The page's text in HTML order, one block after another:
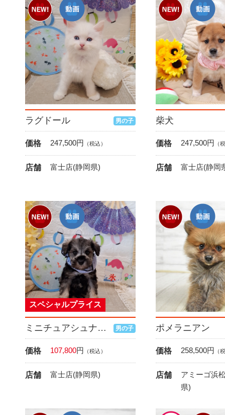
ラグドール 男の子
価格 247,500円 （税込）
店舗 富士店(静岡県)
柴犬
価格 247,500円 （
店舗 富士店(静岡
ミニチュアシュナウザー 男の子
スペシャルプライス
価格 107,800円 （税込）
店舗 富士店(静岡県)
ポメラニアン
価格 258,500円 （
店舗
アミーゴ浜
県)